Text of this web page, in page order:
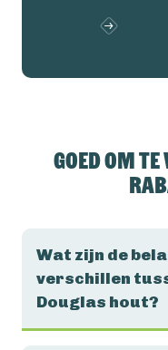
Goed om
Wat zijn de
verschillen
Douglas hout?